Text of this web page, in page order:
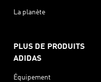
La planète
PLUS DE PRODUITS
ADIDAS
Équipement